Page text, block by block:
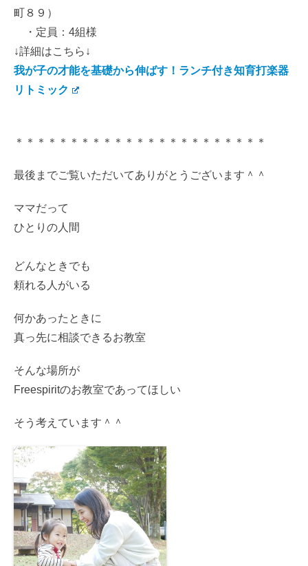
町８９）
・定員：4組様
↓詳細はこちら↓
我が子の才能を基礎から伸ばす！ランチ付き知育打楽器
リトミック
＊＊＊＊＊＊＊＊＊＊＊＊＊＊＊＊＊＊＊＊＊＊＊
最後までご覧いただいてありがとうございます＾＾
ママだって
ひとりの人間
どんなときでも
頼れる人がいる
何かあったときに
真っ先に相談できるお教室
そんな場所が
Freespiritのお教室であってほしい
そう考えています＾＾